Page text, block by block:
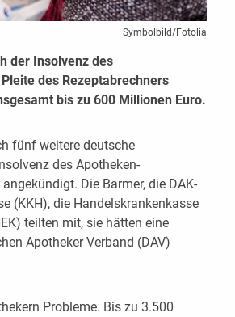
Symbolbild/Fotolia
der Insolvenz des
des Rezeptabrechners
bis zu 600 Millionen Euro.
fünf weitere deutsche
des Apotheken-
Die Barmer, die DAK-
(KKH), die Handelskrankenkasse
teilten mit, sie hätten eine
Apotheker Verband (DAV)
Probleme. Bis zu 3.500